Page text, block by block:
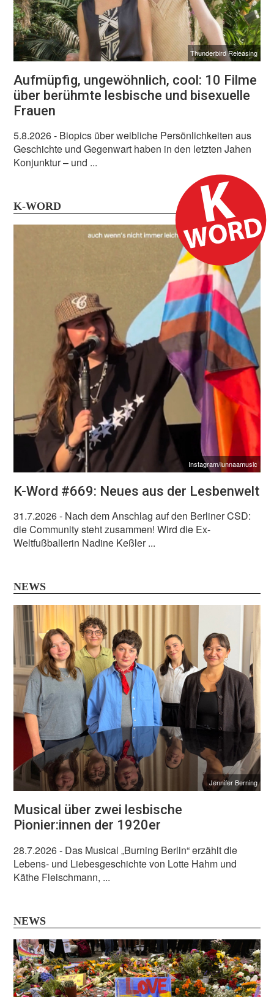
Thunderbird Releasing
Aufmüpfig, ungewöhnlich, cool: 10 Filme
über berühmte lesbische und bisexuelle
Frauen
5.8.2026- Biopics über weibliche Persönlichkeiten aus
Geschichte und Gegenwart haben in den letzten Jahen
Konjunktur – und ...
K-WORD
Instagram/lunnaamusic
K-Word #669: Neues aus der Lesbenwelt
31.7.2026- Nach dem Anschlag auf den Berliner CSD:
die Community steht zusammen! Wird die Ex-
Weltfußballerin Nadine Keßler ...
NEWS
Jennifer Berning
Musical über zwei lesbische
Pionier:innen der 1920er
28.7.2026- Das Musical „Burning Berlin“ erzählt die
Lebens- und Liebesgeschichte von Lotte Hahm und
Käthe Fleischmann, ...
NEWS